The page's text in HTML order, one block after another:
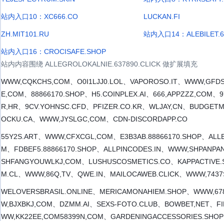
站内入口10：XC666.CO LUCKAN.FI
ZH.MIT101.RU 站内入口14：
站内入口16：CROCISAFE.SHOP
站内内容围绕 ALLEGROLOKALNIE.637890.CLICK 做扩展填充
WWW,CQKCHS,COM、O0I1LJJ0.LOL、VAPOROSO.IT、
E,COM、88866170.SHOP、H5.COINPLEX.AI、666,APPZZZ,COM
R,HR、9CV.YOHNSC.CFD、PFIZER.CO.KR、WLJAY,CN、
OCKU.CA、WWW,JYSLGC,COM、CDN-DISCORDAPP.CO
55Y2S.ART、WWW,CFXCGL,COM、E3B3AB.88866170.SHOP、
M、FDBEF5.88866170.SHOP、ALLPINCODES.IN、
SHFANGYOUWLKJ,COM、LUSHUSCOSMETICS.CO、
M.CL、WWW,86Q,TV、QWE.IN、MAILOCAWEB.CLICK、
WELOVERSBRASIL.ONLINE、MERICAMONAHIEM.SHOP、
W,BJXBKJ,COM、DZMM.AI、SEXS-FOTO.CLUB、BOWBET,NET、
WW,KK22EE,COM58399N,COM、